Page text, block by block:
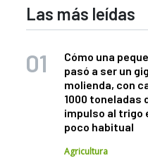
Las más leídas
Cómo una
pasó a ser un
molienda, con
1000 toneladas
impulso al trigo
poco habitual
Agricultura